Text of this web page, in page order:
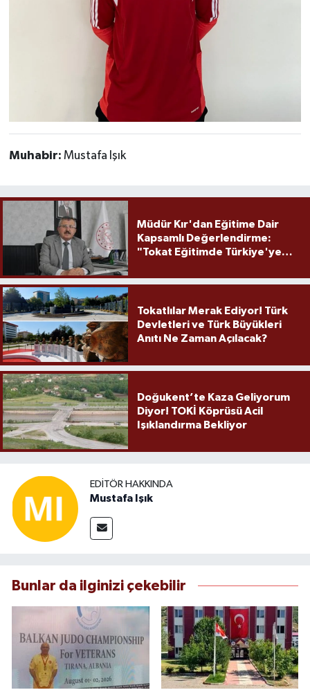
Muhabir: Mustafa Işık
Müdür Kır'dan Eğitime Dair
Kapsamlı Değerlendirme:
"Tokat Eğitimde Türkiye'ye
Tokatlılar Merak Ediyor! Türk
Devletleri ve Türk Büyükleri
Anıtı Ne Zaman Açılacak?
Doğukent’te Kaza Geliyorum
Diyor! TOKİ Köprüsü Acil
Işıklandırma Bekliyor
EDITÖR HAKKINDA
Mustafa Işık
Bunlar da ilginizi çekebilir